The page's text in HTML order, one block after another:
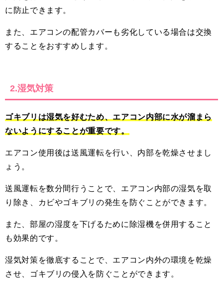
に防止できます。
また、エアコンの配管カバーも劣化している場合は交換
することをおすすめします。
2.湿気対策
ゴキブリは湿気を好むため、エアコン内部に水が溜まら
ないようにすることが重要です。
エアコン使用後は送風運転を行い、内部を乾燥させまし
ょう。
送風運転を数分間行うことで、エアコン内部の湿気を取
り除き、カビやゴキブリの発生を防ぐことができます。
また、部屋の湿度を下げるために除湿機を併用すること
も効果的です。
湿気対策を徹底することで、エアコン内外の環境を乾燥
させ、ゴキブリの侵入を防ぐことができます。